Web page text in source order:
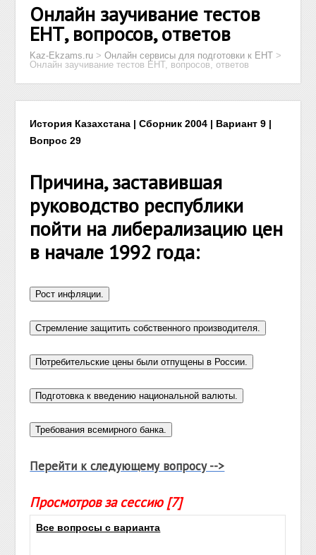
Онлайн заучивание тестов
ЕНТ, вопросов, ответов
Kaz-Ekzams.ru >Онлайн сервисы для подготовки к ЕНТ >
Онлайн заучивание тестов ЕНТ, вопросов, ответов
История Казахстана | Сборник 2004 | Вариант 9 |
Вопрос 29
Причина, заставившая
руководство республики
пойти на либерализацию цен
в начале 1992 года:
Перейти к следующему вопросу -->
Просмотров за сессию [7]
Все вопросы с варианта